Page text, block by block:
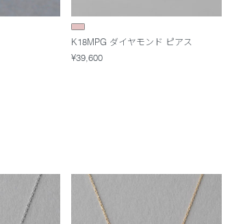
K18MPG ダイヤモンド ピアス
¥39,600